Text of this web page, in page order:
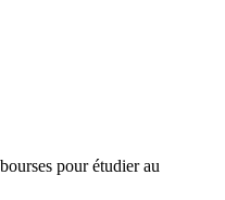
pour étudier au